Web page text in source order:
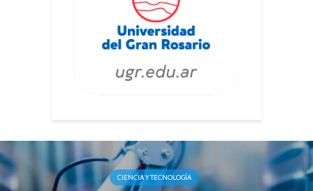
CIENCIA Y TECNOLOGÍA